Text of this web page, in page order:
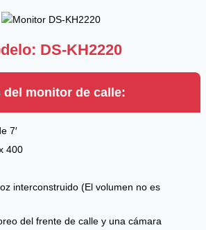
DS-KH2220
monitor de calle:
7′
400
interconstruido (El volumen no es
del frente de calle y una cámara